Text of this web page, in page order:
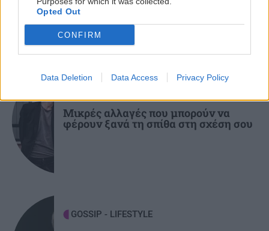
Opted Out
CONFIRM
Data Deletion Data Access Privacy Policy
Αυτά τα φρούτα επιλέγουν 4 ενδοκρινολόγοι
για καλύτερο έλεγχο του σακχάρου
21:42
ΥΓΕΙΑ
Πλύσιμο των ποδιών με αλάτι και ελαιόλαδο:
Γιατί ειδικοί το συνιστούν και σε τι χρησιμεύει
21:35
ΚΟΣΜΟΣ
αξέχαστο (εικόνες)
Ιταλία: Τα ελαιοτριβεία ενώνονται να
αντιμετωπίσουν την κρίση
σου
Μικρές αλλαγές που μπορούν να
φέρουν ξανά τη σπίθα στη σχέση σου
GOSSIP - LIFESTYLE